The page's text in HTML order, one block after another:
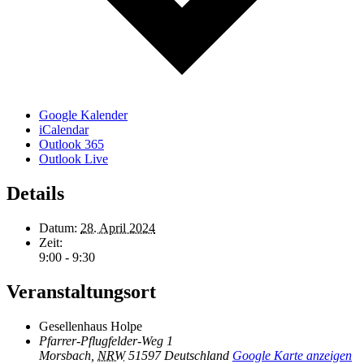
Google Kalender
iCalendar
Outlook 365
Outlook Live
Details
Datum: 28. April 2024
Zeit:
9:00 - 9:30
Veranstaltungsort
Gesellenhaus Holpe
Pfarrer-Pflugfelder-Weg 1
Morsbach NRW 51597 Deutschland Google Karte anzeigen